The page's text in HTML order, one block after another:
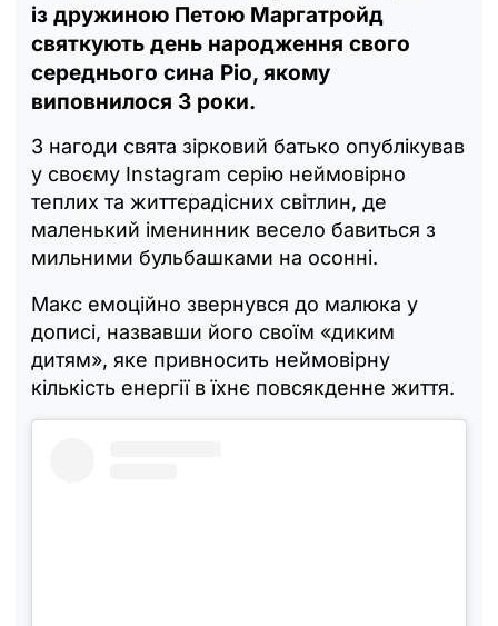
із дружиною Петою Маргатройд
святкують день народження свого
середнього сина Ріо, якому
виповнилося 3 роки.
З нагоди свята зірковий батько опублікував
у своєму Instagram серію неймовірно
теплих та життєрадісних світлин, де
маленький іменинник весело бавиться з
мильними бульбашками на осонні.
Макс емоційно звернувся до малюка у
дописі, назвавши його своїм «диким
дитям», яке привносить неймовірну
кількість енергії в їхнє повсякденне життя.